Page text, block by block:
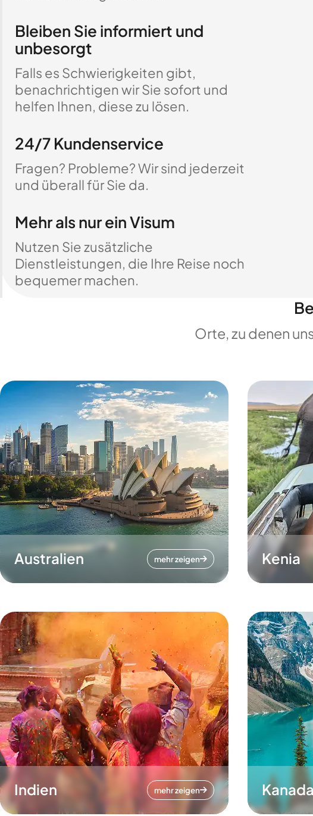
Bleiben Sie informiert und
unbesorgt
Falls es Schwierigkeiten gibt,
benachrichtigen wir Sie sofort und
helfen Ihnen, diese zu lösen.
24/7 Kundenservice
Fragen? Probleme? Wir sind jederzeit
und überall für Sie da.
Mehr als nur ein Visum
Nutzen Sie zusätzliche
Dienstleistungen, die Ihre Reise noch
bequemer machen.
Orte, zu denen
Australien mehr zeigen Kenia
Indien mehr zeigen